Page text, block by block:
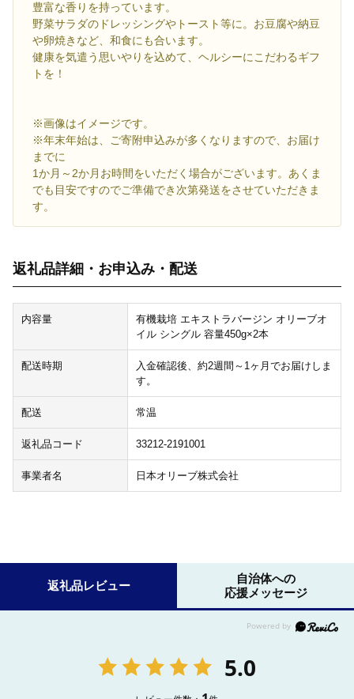
豊富な香りを持っています。
野菜サラダのドレッシングやトースト等に。お豆腐や納豆
や卵焼きなど、和食にも合います。
健康を気遣う思いやりを込めて、ヘルシーにこだわるギフ
トを！
※画像はイメージです。
※年末年始は、ご寄附申込みが多くなりますので、お届け
までに
1か月～2か月お時間をいただく場合がございます。あくま
でも目安ですのでご準備でき次第発送をさせていただきま
す。
返礼品詳細・お申込み・配送
内容量
有機栽培 エキストラバージン オリーブオ
イル シングル 容量450g×2本
配送時期
入金確認後、約2週間～1ヶ月でお届けしま
す。
配送 常温
返礼品コード 33212-2191001
事業者名 日本オリーブ株式会社
返礼品レビュー
自治体への
応援メッセージ
5.0